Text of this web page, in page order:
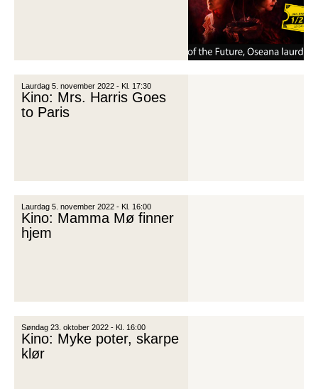
Laurdag 5. november 2022 - Kl. 17:30
Kino: Mrs. Harris Goes
to Paris
Laurdag 5. november 2022 - Kl. 16:00
Kino: Mamma Mø finner
hjem
Søndag 23. oktober 2022 - Kl. 16:00
Kino: Myke poter, skarpe
klør